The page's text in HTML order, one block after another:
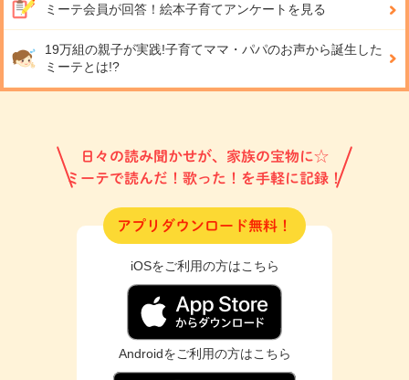
ミーテ会員が回答！ 絵本子育てアンケートを見る
19万組の親子が実践!子育てママ・パパのお声から誕生した
ミーテとは!?
日々の読み聞かせが、家族の宝物に☆
ミーテで読んだ！歌った！を手軽に記録！
アプリダウンロード無料！
iOSをご利用の方はこちら
Androidをご利用の方はこちら